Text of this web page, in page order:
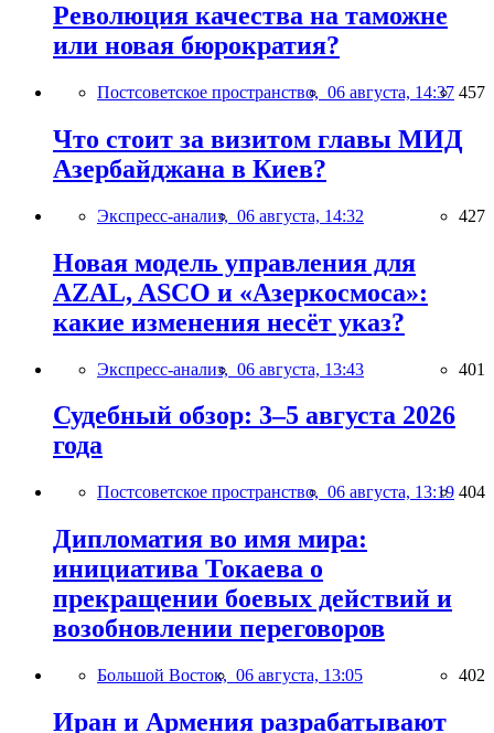
Революция качества на таможне
или новая бюрократия?
Постсоветское пространство, 06 августа, 14:37 457
Что стоит за визитом главы МИД
Азербайджана в Киев?
Экспресс-анализ, 06 августа, 14:32 427
Новая модель управления для
AZAL, ASCO и «Азеркосмоса»:
какие изменения несёт указ?
Экспресс-анализ, 06 августа, 13:43 401
Судебный обзор: 3–5 августа 2026
года
Постсоветское пространство, 06 августа, 13:19 404
Дипломатия во имя мира:
инициатива Токаева о
прекращении боевых действий и
возобновлении переговоров
Большой Восток, 06 августа, 13:05 402
Иран и Армения разрабатывают